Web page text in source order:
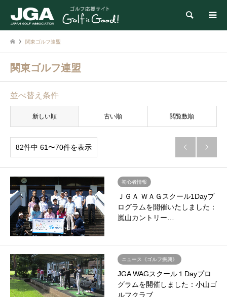
検索
関東ゴルフ連盟
関東ゴルフ連盟
並べ替え条件
新しい順 古い順 閲覧数順
82件中 61〜70件を表示  
初心者情報
ＪＧＡ ＷＡＧスクール1Dayプ
ログラムを開催いたしました：
嵐山カントリー…
ニュース《ゴルフ振興》
JGA WAGスクール１Dayプロ
グラムを開催しました：小山ゴ
ルフクラブ